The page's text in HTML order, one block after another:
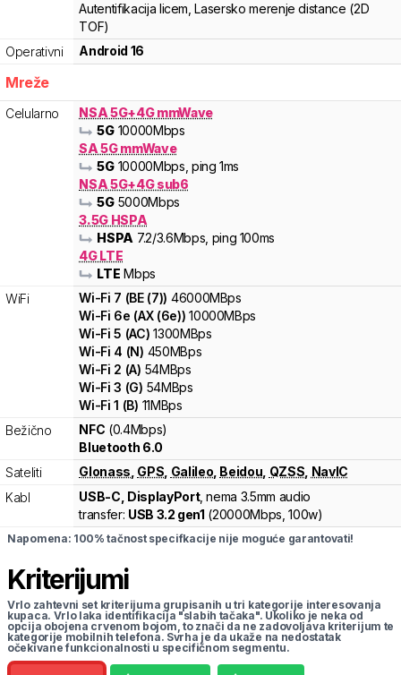
Autentifikacija licem ,Lasersko merenje distance (2D
TOF)
Operativni
Android 16
Mreže
Celularno
NSA 5G+4G mmWave
5G 10000Mbps
SA 5G mmWave
5G 10000Mbps , ping 1ms
NSA 5G+4G sub6
5G 5000Mbps
3.5G HSPA
HSPA 7.2/3.6Mbps , ping 100ms
4G LTE
LTE Mbps
WiFi
Wi-Fi 7 (BE (7)) 46000MBps
Wi-Fi 6e (AX (6e)) 10000MBps
Wi-Fi5 (AC) 1300MBps
Wi-Fi 4 (N) 450MBps
Wi-Fi 2 (A) 54MBps
Wi-Fi3 (G) 54MBps
Wi-Fi1 (B) 11MBps
Bežično
NFC (0.4Mbps)
Bluetooth 6.0
Sateliti
Glonass GPS Galileo Beidou QZSS NavIC
Kabl
USB-C, DisplayPort, nema 3.5mm audio
transfer: USB 3.2 gen1 (20000Mbps,100w)
Napomena: 100% tačnost specifkacije nije moguće garantovati!
Kriterijumi
Vrlo zahtevni set kriterijuma grupisanih u tri kategorije interesovanja
kupaca. Vrlo laka identifikacija "slabih tačaka". Ukoliko je neka od
opcija obojena crvenom bojom, to znači da ne zadovoljava kriterijum te
kategorije mobilnih telefona. Svrha je da ukaže na nedostatak
očekivane funkcionalnosti u specifičnom segmentu.